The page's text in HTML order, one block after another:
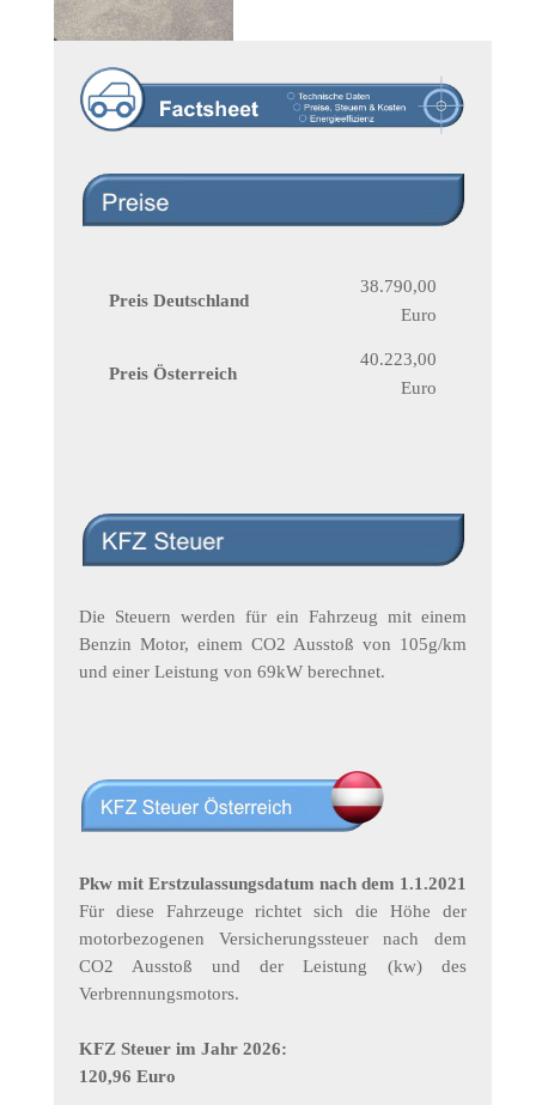
Preis Deutschland
38.790,00
Euro
Preis Österreich
40.223,00
Euro
Die Steuern werden für ein Fahrzeug mit einem
Benzin Motor, einem CO2 Ausstoß von 105g/km
und einer Leistung von 69kW berechnet.
Pkw mit Erstzulassungsdatum nach dem 1.1.2021
Für diese Fahrzeuge richtet sich die Höhe der
motorbezogenen Versicherungssteuer nach dem
CO2 Ausstoß und der Leistung (kw) des
Verbrennungsmotors.
KFZ Steuer im Jahr 2026:
120,96 Euro